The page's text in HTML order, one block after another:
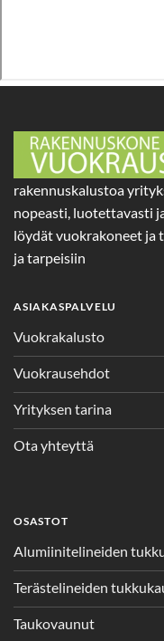
rakennuskalustoa
nopeasti, luotettavasti
löydät vuokrakoneet ja
ja tarpeisiin
ASIAKASPALVELU
Vuokrakalusto
Vuokrausehdot
Yrityksen tarina
Ota yhteyttä
OSASTOT
Alumiinitelineiden
Terästelineiden
Taukovaunut